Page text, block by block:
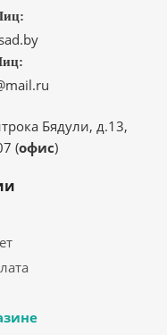
Бядули, д.13,
(офис)